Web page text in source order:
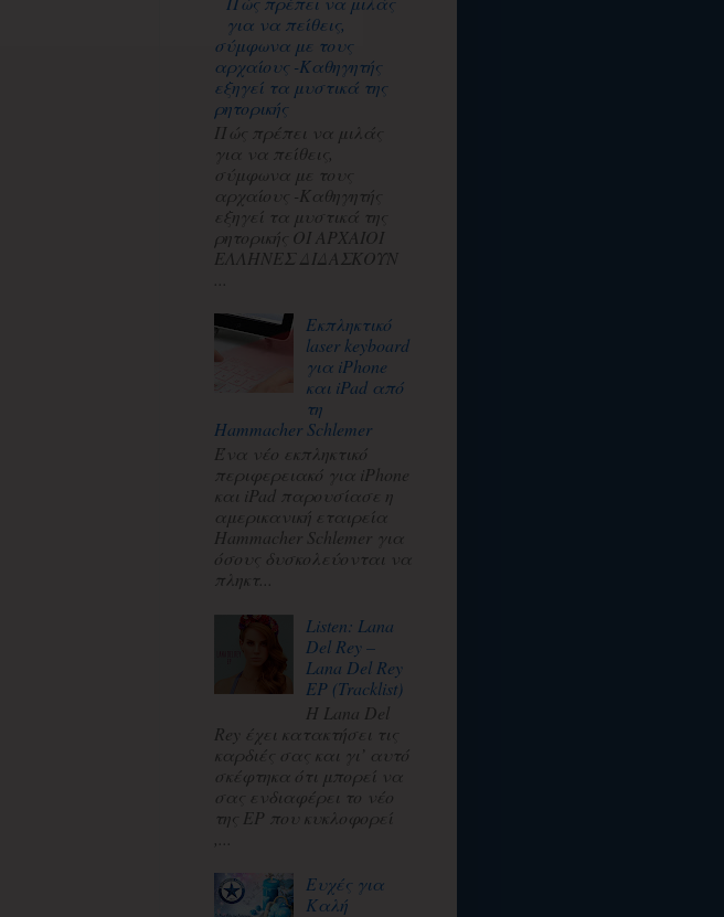
για να πείθεις,
σύμφωνα με τους
αρχαίους -Καθηγητής
εξηγεί τα μυστικά της
ρητορικής
Πώς πρέπει να μιλάς
για να πείθεις,
σύμφωνα με τους
αρχαίους -Καθηγητής
εξηγεί τα μυστικά της
ρητορικής ΟΙ ΑΡΧΑΙΟΙ
ΕΛΛΗΝΕΣ ΔΙΔΑΣΚΟΥΝ
Εκπληκτικό
laser keyboard
για iPhone
και iPad από
τη
Hammacher Schlemer
Ένα νέο εκπληκτικό
περιφερειακό για iPhone
και iPad παρουσίασε η
αμερικανική εταιρεία
Hammacher Schlemer για
όσους δυσκολεύονται να
πληκτ...
Listen: Lana
Del Rey –
Lana Del Rey
EP (Tracklist)
Η Lana Del
Rey έχει κατακτήσει τις
καρδιές σας και γι’ αυτό
σκέφτηκα ότι μπορεί να
σας ενδιαφέρει το νέο
της EP που κυκλοφορεί
Ευχές για
Καλή